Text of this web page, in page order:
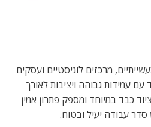
מרכזים לוגיסטיים ועסקים
עמידות גבוהה ויציבות לאורך
כבד במיוחד ומספק פתרון אמין
עבודה יעיל ובטוח.